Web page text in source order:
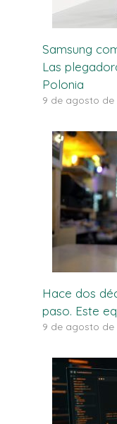
Samsung
Las
Polonia
9 de agosto de
Hace dos
paso. Este
9 de agosto de